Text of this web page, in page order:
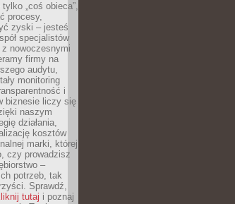
„coś obieca”,
procesy,
zyski – jesteś
specjalistów
nowoczesnymi
firmy na
audytu,
monitoring
i
biznesie liczy się
naszym
działania,
kosztów
marki, której
czy prowadzisz
–
potrzeb, tak
Sprawdź,
tutaj i poznaj